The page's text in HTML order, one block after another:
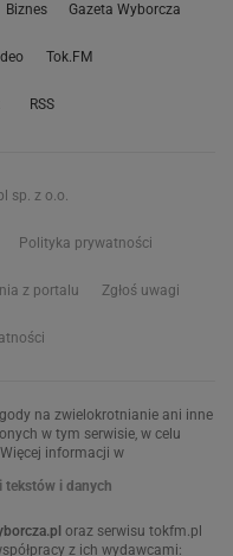
Biznes Gazeta Wyborcza
Tok.FM
RSS
sp. z o.o.
Polityka prywatności
z portalu Zgłoś uwagi
na zwielokrotnianie ani inne
w tym serwisie, w celu
informacji w
tekstów i danych
oraz serwisu tokfm.pl
z ich wydawcami: